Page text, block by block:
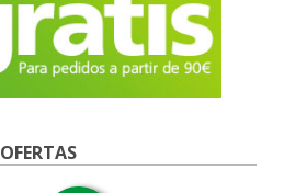
OFERTAS